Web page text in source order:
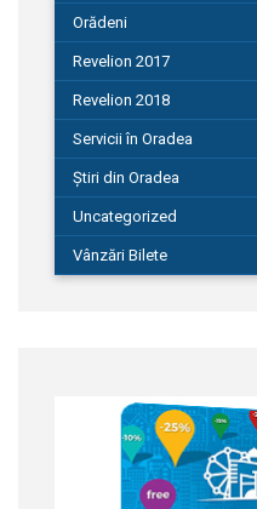
Orădeni
Revelion 2017
Revelion 2018
Servicii în Oradea
Știri din Oradea
Uncategorized
Vânzări Bilete